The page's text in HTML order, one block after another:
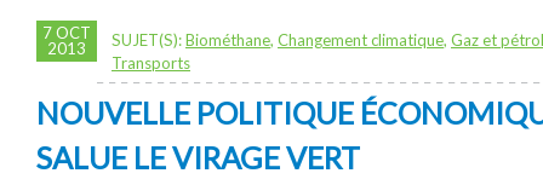
7 OCT
2013
SUJET(S):Biométhane, Changement climatique, Gaz et
Transports
NOUVELLE POLITIQUE
SALUE LE VIRAGE VERT